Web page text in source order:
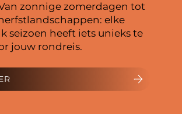
zonnige zomerdagen tot
elke
seizoen heeft iets unieks te
jouw rondreis.